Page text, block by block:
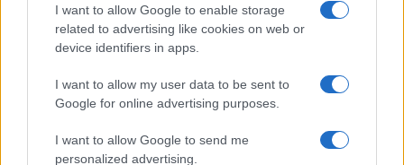
I want to allow Google to enable storage
related to advertising like cookies on web or
device identifiers in apps.
I want to allow my user data to be sent to
Google for online advertising purposes.
I want to allow Google to send me
personalized advertising.